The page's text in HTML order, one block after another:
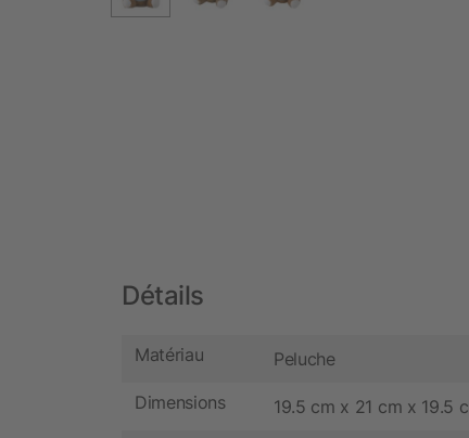
Détails
Matériau Peluche
Dimensions 19.5 cm x 21 cm x 19.5